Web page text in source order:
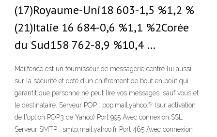
(17)Royaume-Uni18 603-1,5 %1,2 %
(21)Italie 16 684-0,6 %1,1 %2Corée
du Sud158 762-8,9 %10,4 …
Mailfence est un fournisseur de messagerie centré lui aussi
sur la sécurité et doté d’un chiffrement de bout en bout qui
garantit que personne ne peut lire vos messages, sauf vous et
le destinataire. Serveur POP : pop.mail.yahoo.fr (sur activation
de l'option POP3 de Yahoo) Port 995 Avec connexion SSL
Serveur SMTP : smtp.mail.yahoo.fr Port 465 Avec connexion